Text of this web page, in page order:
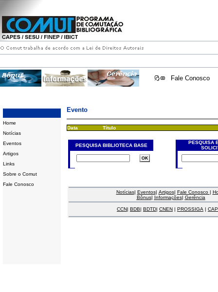
Fale Conosco
Home
Notícias
Eventos
Artigos
Links
Sobre o Comut
Fale Conosco
Evento
Data Título
PESQUISA BIBLIOTECA BASE
PESQUISA
Notícias| Eventos| Artigos| Fale Conosco |
Bônus| Informações| Gerência
CCN| BDB| BDTD| CNEN | PROSSIGA |